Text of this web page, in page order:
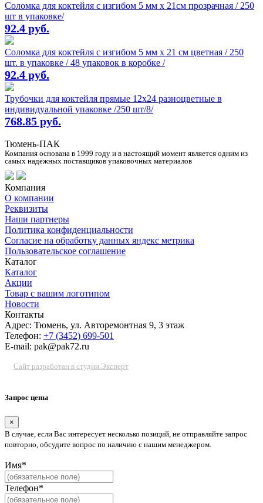
Соломка для коктейля с изгибом 5 мм х 21см прозрачная / 250
шт в упаковке/
92.4 руб.
Соломка для коктейля с изгибом 5 мм х 21 см цветная / 250
шт. в упаковке / 48 упаковок в коробке /
92.4 руб.
Трубочки для коктейля прямые 12х24 разноцветные в
индивидуальной упаковке /250 шт/8/
768.85 руб.
Тюмень-ПАК
Компания основана в 1999 году и в настоящий момент является одним из
самых надежных поставщиков упаковочных материалов
Компания
О компании
Реквизиты
Наши партнеры
Политика конфиденциальности
Согласие на обработку данных яндекс метрика
Пользовательское соглашение
Каталог
Каталог
Акции
Товар с вашим логотипом
Новости
Контакты
Адрес: Тюмень, ул. Авторемонтная 9, 3 этаж
Телефон: +7 (3452) 699-501
E-mail: pak@pak72.ru
Сайт разработан в студии Эксперт
Запрос цены
×
В случае, если Вас интересует несколько позиций, не отправляйте запрос
повторно, обсудите вопрос по наличию с нашим менеджером.
Имя*
Телефон*